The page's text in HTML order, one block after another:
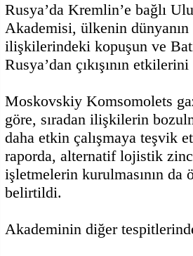
Rusya’da Kremlin’e bağlı
Akademisi, ülkenin
ilişkilerindeki kopuşun ve
Rusya’dan çıkışının
Moskovskiy Komsomolets
göre, sıradan ilişkilerin
daha etkin çalışmaya teşvik
raporda, alternatif lojistik
işletmelerin kurulmasının da
belirtildi.
Akademinin diğer